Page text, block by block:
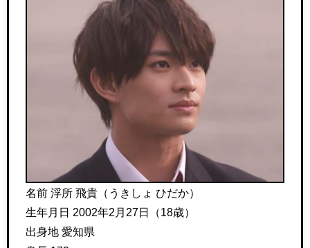
名前 浮所 飛貴（うきしょ ひだか）
生年月日 2002年2月27日（18歳）
出身地 愛知県